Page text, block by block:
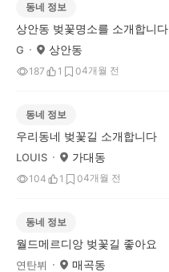
동네 정보
상안동 벚꽃명소를 소개합니다
G 상안동
187 1 04개월 전
동네 정보
우리동네 벚꽃길 소개합니다
LOUIS 가대동
104 1 04개월 전
동네 정보
월드메르디앙 벚꽃길 좋아요
연탄뷔 매곡동